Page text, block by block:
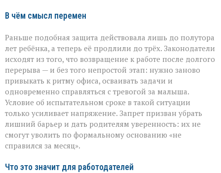
В чём смысл перемен
Раньше подобная защита действовала лишь до полутора
лет ребёнка, а теперь её продлили до трёх. Законодатели
исходят из того, что возвращение к работе после долгого
перерыва — и без того непростой этап: нужно заново
привыкать к ритму офиса, осваивать задачи и
одновременно справляться с тревогой за малыша.
Условие об испытательном сроке в такой ситуации
только усиливает напряжение. Запрет призван убрать
лишний барьер и дать родителям уверенность: их не
смогут уволить по формальному основанию «не
справился за месяц».
Что это значит для работодателей